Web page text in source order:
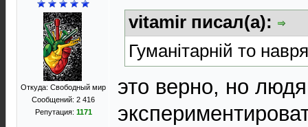
Откуда: Свободный мир
Сообщений: 2 416
Репутация: 1171
vitamir писал(а):
Гуманітарній то
это верно, но